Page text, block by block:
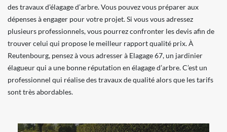
des travaux d’élagage d’arbre. Vous pouvez vous préparer aux
dépenses à engager pour votre projet. Si vous vous adressez
plusieurs professionnels, vous pourrez confronter les devis afin de
trouver celui qui propose le meilleur rapport qualité prix. À
Reutenbourg, pensez à vous adresser à Elagage 67, un jardinier
élagueur qui a une bonne réputation en élagage d’arbre. C’est un
professionnel qui réalise des travaux de qualité alors que les tarifs
sont très abordables.